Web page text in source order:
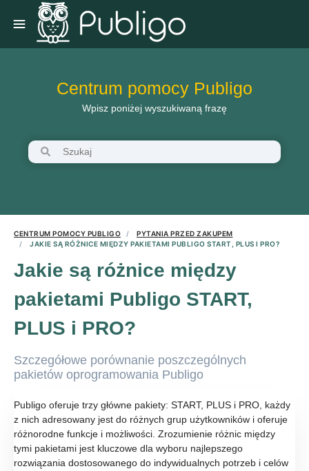
Centrum pomocy Publigo
Wpisz poniżej wyszukiwaną frazę
CENTRUM POMOCY PUBLIGO
PYTANIA PRZED ZAKUPEM
JAKIE SĄ RÓŻNICE MIĘDZY PAKIETAMI PUBLIGO START, PLUS I PRO?
Jakie są różnice między
pakietami Publigo START,
PLUS i PRO?
Szczegółowe porównanie poszczególnych
pakietów oprogramowania Publigo
Publigo oferuje trzy główne pakiety: START, PLUS i PRO, każdy
z nich adresowany jest do różnych grup użytkowników i oferuje
różnorodne funkcje i możliwości. Zrozumienie różnic między
tymi pakietami jest kluczowe dla wyboru najlepszego
rozwiązania dostosowanego do indywidualnych potrzeb i celów